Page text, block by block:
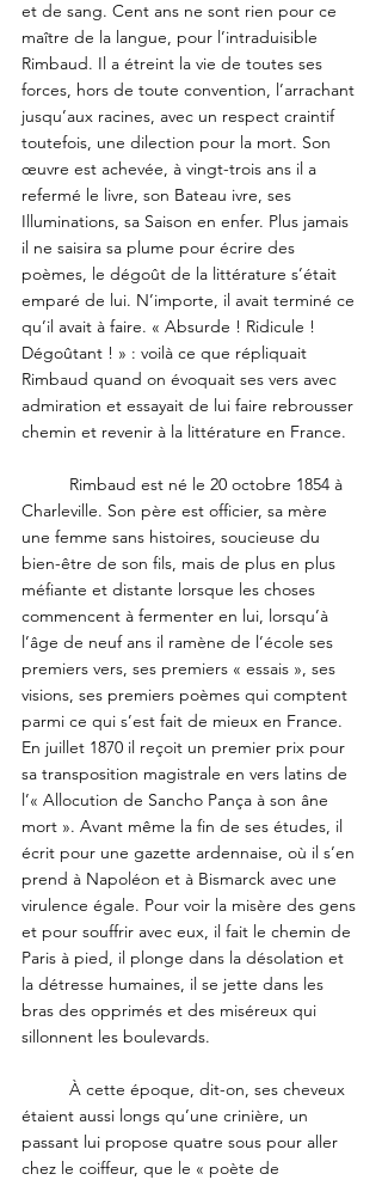
et de sang. Cent ans ne sont rien pour ce
maître de la langue, pour l’intraduisible
Rimbaud. Il a étreint la vie de toutes ses
forces, hors de toute convention, l’arrachant
jusqu’aux racines, avec un respect craintif
toutefois, une dilection pour la mort. Son
œuvre est achevée, à vingt-trois ans il a
refermé le livre, son Bateau ivre, ses
Illuminations, sa Saison en enfer. Plus jamais
il ne saisira sa plume pour écrire des
poèmes, le dégoût de la littérature s’était
emparé de lui. N’importe, il avait terminé ce
qu’il avait à faire. « Absurde ! Ridicule !
Dégoûtant ! » : voilà ce que répliquait
Rimbaud quand on évoquait ses vers avec
admiration et essayait de lui faire rebrousser
chemin et revenir à la littérature en France.
Charleville. Son père est officier, sa mère
une femme sans histoires, soucieuse du
bien-être de son fils, mais de plus en plus
méfiante et distante lorsque les choses
commencent à fermenter en lui, lorsqu’à
l’âge de neuf ans il ramène de l’école ses
premiers vers, ses premiers « essais », ses
visions, ses premiers poèmes qui comptent
parmi ce qui s’est fait de mieux en France.
En juillet 1870 il reçoit un premier prix pour
sa transposition magistrale en vers latins de
l’« Allocution de Sancho Pança à son âne
mort ». Avant même la fin de ses études, il
écrit pour une gazette ardennaise, où il s’en
prend à Napoléon et à Bismarck avec une
virulence égale. Pour voir la misère des gens
et pour souffrir avec eux, il fait le chemin de
Paris à pied, il plonge dans la désolation et
la détresse humaines, il se jette dans les
bras des opprimés et des miséreux qui
sillonnent les boulevards.
étaient aussi longs qu’une crinière, un
passant lui propose quatre sous pour aller
chez le coiffeur, que le « poète de